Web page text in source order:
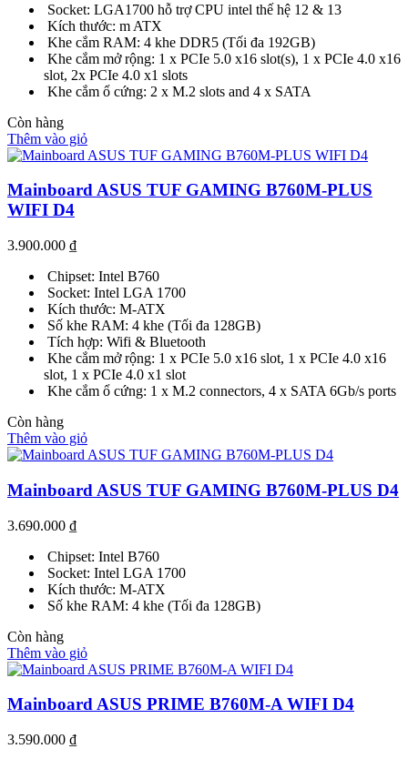
Socket: LGA1700 hỗ trợ CPU intel thế hệ 12 & 13
Kích thước: m ATX
Khe cắm RAM: 4 khe DDR5 (Tối đa 192GB)
Khe cắm mở rộng: 1 x PCIe 5.0 x16 slot(s), 1 x PCIe 4.0 x16
slot, 2x PCIe 4.0 x1 slots
Khe cắm ổ cứng: 2 x M.2 slots and 4 x SATA
Còn hàng
Thêm vào giỏ
Mainboard ASUS TUF GAMING B760M-PLUS
WIFI D4
3.900.000 ₫
Chipset: Intel B760
Socket: Intel LGA 1700
Kích thước: M-ATX
Số khe RAM: 4 khe (Tối đa 128GB)
Tích hợp: Wifi & Bluetooth
Khe cắm mở rộng: 1 x PCIe 5.0 x16 slot, 1 x PCIe 4.0 x16
slot, 1 x PCIe 4.0 x1 slot
Khe cắm ổ cứng: 1 x M.2 connectors, 4 x SATA 6Gb/s ports
Còn hàng
Thêm vào giỏ
Mainboard ASUS TUF GAMING B760M-PLUS D4
3.690.000 ₫
Chipset: Intel B760
Socket: Intel LGA 1700
Kích thước: M-ATX
Số khe RAM: 4 khe (Tối đa 128GB)
Còn hàng
Thêm vào giỏ
Mainboard ASUS PRIME B760M-A WIFI D4
3.590.000 ₫